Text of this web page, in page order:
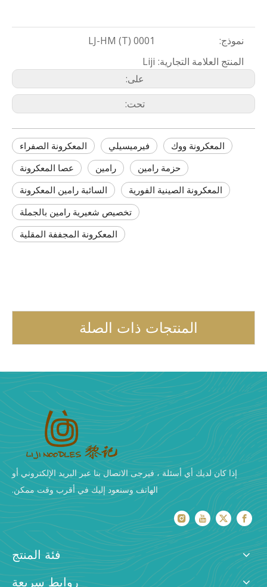
نموذج:
LJ-HM (T) 0001
المنتج العلامة التجارية: Liji
على:
تحت:
المعكرونة الصفراء فيرميسيلي
المعكرونة ووك
عصا المعكرونة
رامين
حزمة رامين
السائبة رامين المعكرونة
المعكرونة الصينية الفورية
تخصيص شعيرية رامين بالجملة
المعكرونة المجففة المقلية
المنتجات ذات الصلة
إذا كان لديك أي أسئلة ، فيرجى الاتصال بنا عبر البريد الإلكتروني أو
الهاتف وسنعود إليك في أقرب وقت ممكن.
فئة المنتج
روابط سريعة